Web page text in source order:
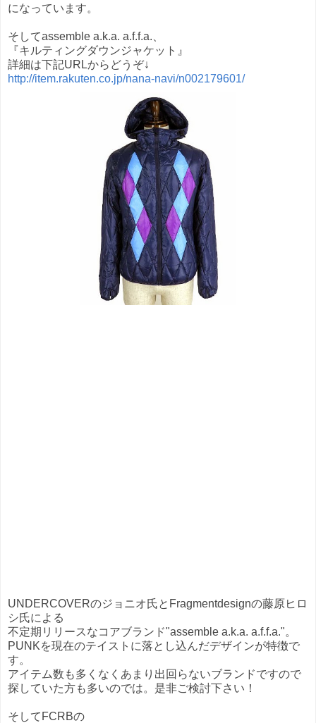
になっています。
そしてassemble a.k.a. a.f.f.a.、
『キルティングダウンジャケット』
詳細は下記URLからどうぞ↓
http://item.rakuten.co.jp/nana-navi/n002179601/
UNDERCOVERのジョニオ氏とFragmentdesignの藤原ヒロ
シ氏による
不定期リリースなコアブランド"assemble a.k.a. a.f.f.a."。
PUNKを現在のテイストに落とし込んだデザインが特徴で
す。
アイテム数も多くなくあまり出回らないブランドですので
探していた方も多いのでは。是非ご検討下さい！
そしてFCRBの